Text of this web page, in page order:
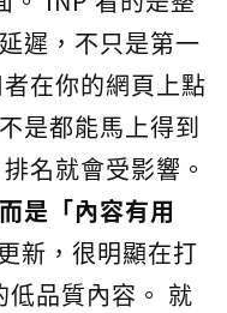
遲，不只是第一
在你的網頁上點
是都能馬上得到
名就會受影響。
是「內容有用
新，很明顯在打
低品質內容。 就